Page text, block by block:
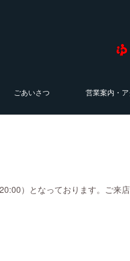
ごあいさつ 営業案内・ア
）となっております。ご来店